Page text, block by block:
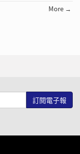
More →